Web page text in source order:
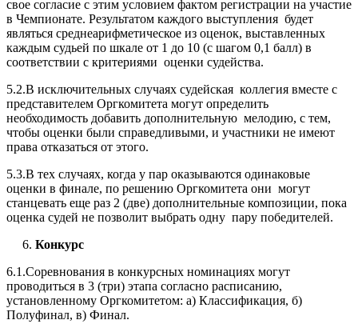
свое согласие с этим условием фактом регистрации на участие
в Чемпионате. Результатом каждого выступления будет
являться среднеарифметическое из оценок, выставленных
каждым судьей по шкале от 1 до 10 (с шагом 0,1 балл) в
соответствии с критериями оценки судейства.
5.2.В исключительных случаях судейская коллегия вместе с
представителем Оргкомитета могут определить
необходимость добавить дополнительную мелодию, с тем,
чтобы оценки были справедливыми, и участники не имеют
права отказаться от этого.
5.3.В тех случаях, когда у пар оказываются одинаковые
оценки в финале, по решению Оргкомитета они могут
станцевать еще раз 2 (две) дополнительные композиции, пока
оценка судей не позволит выбрать одну пару победителей.
6. Конкурс
6.1.Соревнования в конкурсных номинациях могут
проводиться в 3 (три) этапа согласно расписанию,
установленному Оргкомитетом: а) Классификация, б)
Полуфинал, в) Финал.